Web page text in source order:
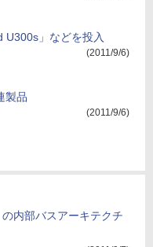
U300s」などを投入
(2011/9/6)
製品
(2011/9/6)
内部バスアーキテクチ